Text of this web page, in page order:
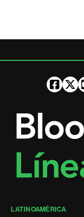
LATINOAMÉRICA